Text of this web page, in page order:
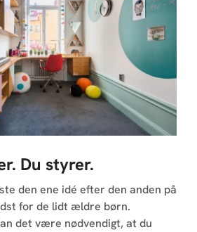
Du styrer.
den ene idé efter den anden på
for de lidt ældre børn.
det være nødvendigt, at du